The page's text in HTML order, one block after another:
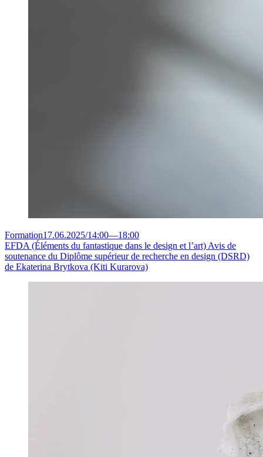
Formation17.06.2025/14:00—18:00
EFDA (Éléments du fantastique dans le design et l’art) Avis de
soutenance du Diplôme supérieur de recherche en design (DSRD)
de Ekaterina Brytkova (Kiti Kurarova)